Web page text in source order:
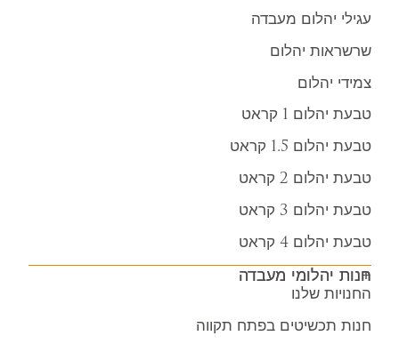
עגילי יהלום מעבדה
שרשראות יהלום
צמידי יהלום
טבעת יהלום 1 קראט
טבעת יהלום 1.5 קראט
טבעת יהלום 2 קראט
טבעת יהלום 3 קראט
טבעת יהלום 4 קראט
חנות יהלומי מעבדה
החנויות שלנו
חנות תכשיטים בפתח תקווה